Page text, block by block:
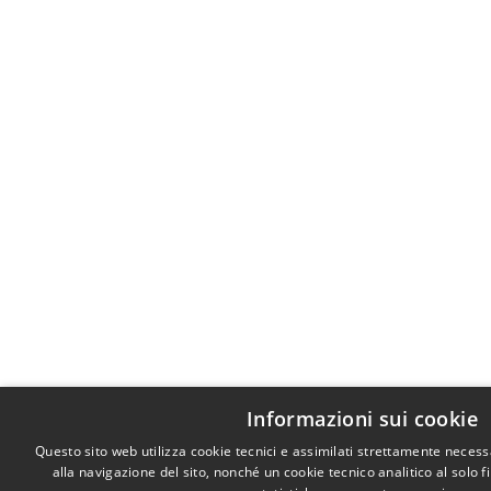
Informazioni sui cookie
Questo sito web utilizza cookie tecnici e assimilati strettamente
alla navigazione del sito, nonché un cookie tecnico analitico al solo